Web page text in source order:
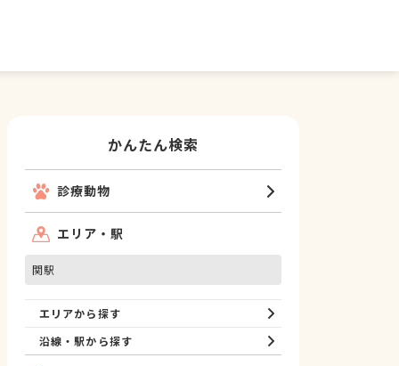
かんたん検索
診療動物
エリア・駅
関駅
エリアから探す
沿線・駅から探す